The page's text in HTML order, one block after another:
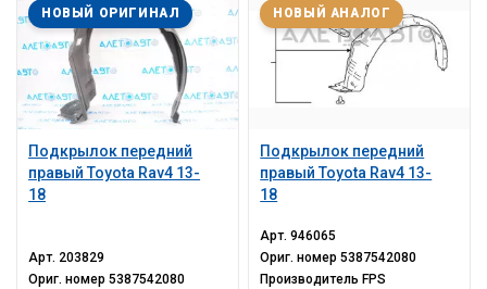
Подкрылок передний
правый Toyota Rav4 13-
18
НОВЫЙ ОРИГИНАЛ
Арт. 203829
Ориг. номер5387542080
Подкрылок передний
правый Toyota Rav4 13-
18
НОВЫЙ АНАЛОГ
Арт.946065
Ориг. номер5387542080
Производитель FPS